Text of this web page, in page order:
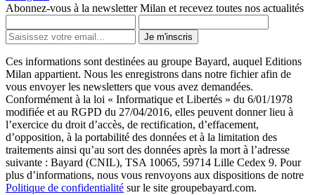
Abonnez-vous à la newsletter Milan et recevez toutes nos actualités
Je m'inscris
Ces informations sont destinées au groupe Bayard, auquel Editions
Milan appartient. Nous les enregistrons dans notre fichier afin de
vous envoyer les newsletters que vous avez demandées.
Conformément à la loi « Informatique et Libertés » du 6/01/1978
modifiée et au RGPD du 27/04/2016, elles peuvent donner lieu à
l’exercice du droit d’accès, de rectification, d’effacement,
d’opposition, à la portabilité des données et à la limitation des
traitements ainsi qu’au sort des données après la mort à l’adresse
suivante : Bayard (CNIL), TSA 10065, 59714 Lille Cedex 9. Pour
plus d’informations, nous vous renvoyons aux dispositions de notre
Politique de confidentialité sur le site groupebayard.com.